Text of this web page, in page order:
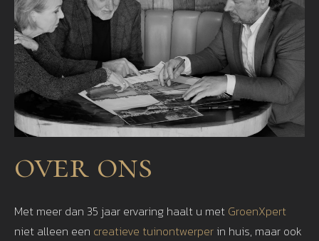
over ons
Met meer dan 35 jaar ervaring haalt u met GroenXpert
niet alleen een creatieve tuinontwerper in huis, maar ook